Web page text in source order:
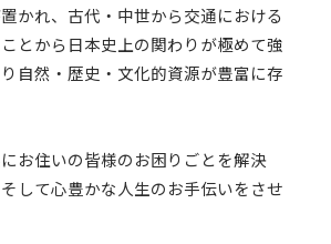
かれ、古代・中世から交通における
とから日本史上の関わりが極めて強
自然・歴史・文化的資源が豊富に存
お住いの皆様のお困りごとを解決
して心豊かな人生のお手伝いをさせ